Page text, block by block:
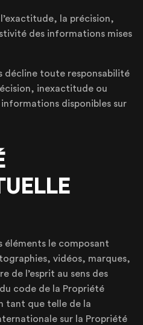
la précision,
des informations mises
décline toute responsabilité
inexactitude ou
disponibles sur
éléments le composant
vidéos, marques,
l’esprit au sens des
code de la Propriété
tant que telle de la
sur la Propriété